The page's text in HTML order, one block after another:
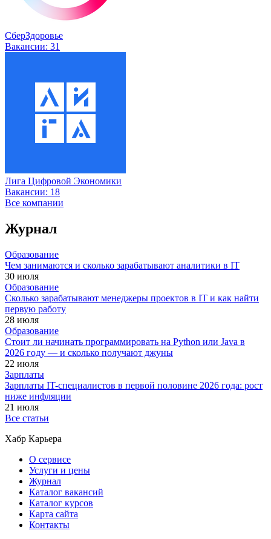
СберЗдоровье
Вакансии: 31
Лига Цифровой Экономики
Вакансии: 18
Все компании
Журнал
Образование
Чем занимаются и сколько зарабатывают аналитики в IT
30 июля
Образование
Сколько зарабатывают менеджеры проектов в IT и как найти
первую работу
28 июля
Образование
Стоит ли начинать программировать на Python или Java в
2026 году — и сколько получают джуны
22 июля
Зарплаты
Зарплаты IT-специалистов в первой половине 2026 года: рост
ниже инфляции
21 июля
Все статьи
Хабр Карьера
О сервисе
Услуги и цены
Журнал
Каталог вакансий
Каталог курсов
Карта сайта
Контакты